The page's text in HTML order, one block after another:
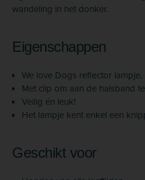
wandeling in het donker.
Eigenschappen
We love Dogs reflector lampje.
Met clip om aan de halsband
Veilig én leuk!
Het lampje kent enkel een
Geschikt voor